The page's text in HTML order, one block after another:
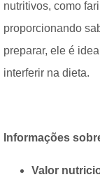
nutritivos, como
proporcionando
preparar, ele é
interferir na dieta.
Informações
Valor